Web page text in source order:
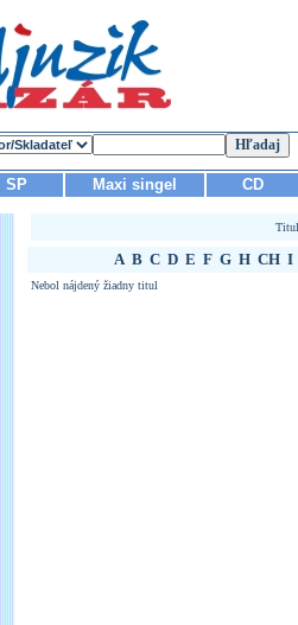
SP Maxi singel CD
A B C D E F G H CH I
Nebol nájdený žiadny titul